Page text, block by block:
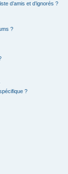
d’amis et d’ignorés ?
?
?